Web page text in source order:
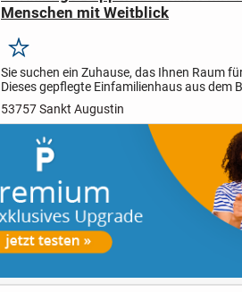
Menschen mit Weitblick
Merken
Sie suchen ein Zuhause, das Ihnen Raum
Dieses gepflegte Einfamilienhaus aus dem
135 m² Wohnfläche auf einem ca. 271 m²
53757 Sankt Augustin